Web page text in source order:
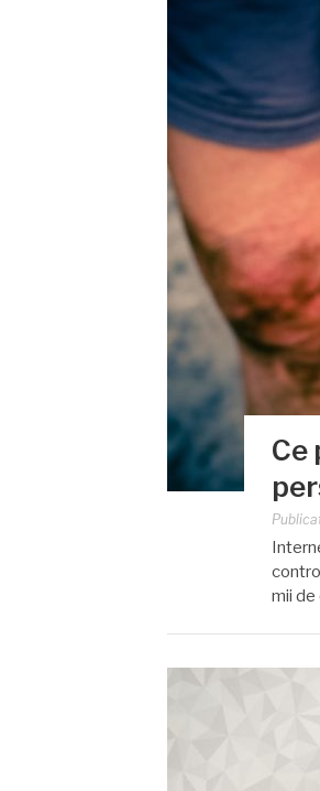
Ce
mii de